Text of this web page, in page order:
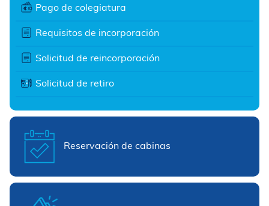
Pago de colegiatura
Requisitos de incorporación
Solicitud de reincorporación
Solicitud de retiro
Reservación de cabinas